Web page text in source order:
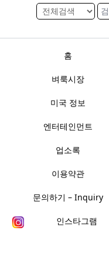
홈
벼룩시장
미국 정보
엔터테인먼트
업소록
이용약관
문의하기 – Inquiry
인스타그램